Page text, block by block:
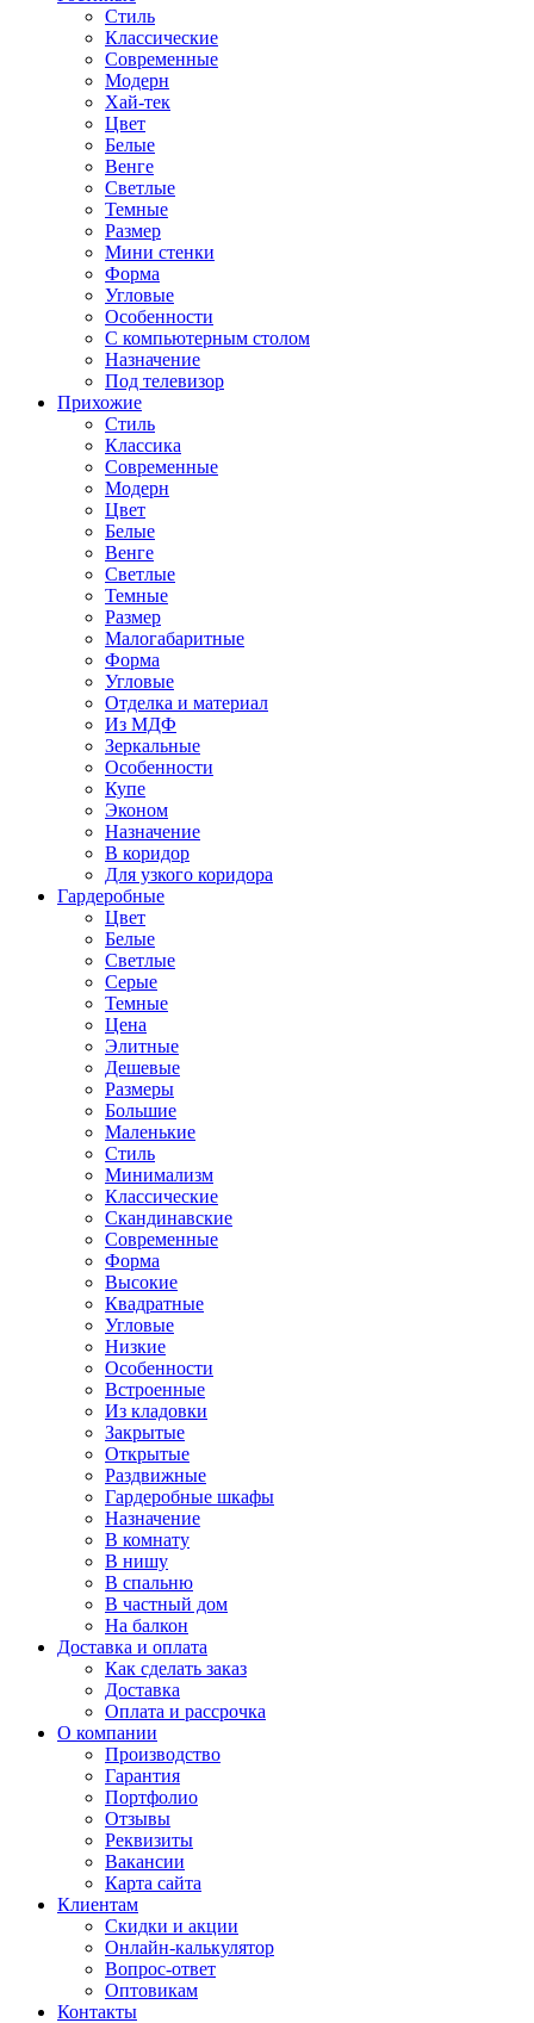
Стиль
Классические
Современные
Модерн
Хай-тек
Цвет
Белые
Венге
Светлые
Темные
Размер
Мини стенки
Форма
Угловые
Особенности
С компьютерным столом
Назначение
Под телевизор
Прихожие
Стиль
Классика
Современные
Модерн
Цвет
Белые
Венге
Светлые
Темные
Размер
Малогабаритные
Форма
Угловые
Отделка и материал
Из МДФ
Зеркальные
Особенности
Купе
Эконом
Назначение
В коридор
Для узкого коридора
Гардеробные
Цвет
Белые
Светлые
Серые
Темные
Цена
Элитные
Дешевые
Размеры
Большие
Маленькие
Стиль
Минимализм
Классические
Скандинавские
Современные
Форма
Высокие
Квадратные
Угловые
Низкие
Особенности
Встроенные
Из кладовки
Закрытые
Открытые
Раздвижные
Гардеробные шкафы
Назначение
В комнату
В нишу
В спальню
В частный дом
На балкон
Доставка и оплата
Как сделать заказ
Доставка
Оплата и рассрочка
О компании
Производство
Гарантия
Портфолио
Отзывы
Реквизиты
Вакансии
Карта сайта
Клиентам
Скидки и акции
Онлайн-калькулятор
Вопрос-ответ
Оптовикам
Контакты